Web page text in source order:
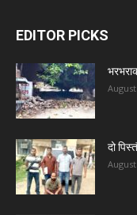
EDITOR PICKS
दो